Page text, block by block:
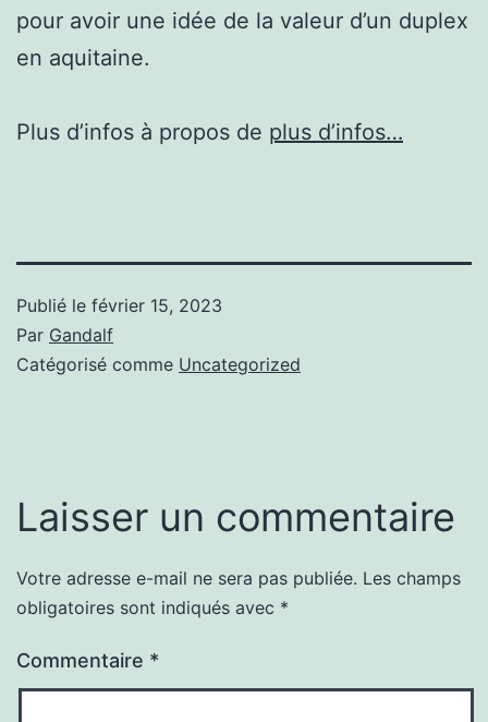
pour avoir une idée de la valeur d’un duplex
en aquitaine.
Plus d’infos à propos de plus d’infos…
Publié le février 15, 2023
Par Gandalf
Catégorisé comme Uncategorized
Laisser un commentaire
Votre adresse e-mail ne sera pas publiée. Les champs
obligatoires sont indiqués avec *
Commentaire *